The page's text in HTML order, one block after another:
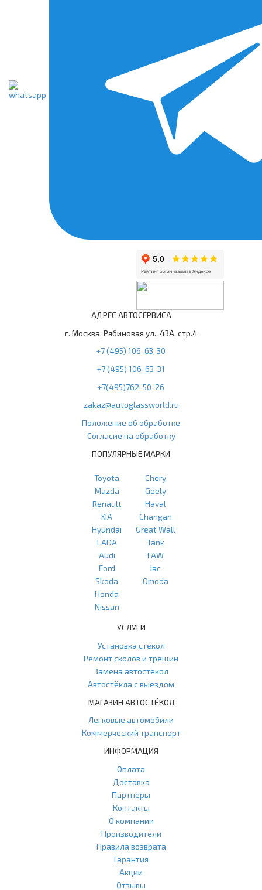
АДРЕС АВТОСЕРВИСА
г. Москва, Рябиновая ул., 43А, стр.4
+7 (495) 106-63-30
+7 (495) 106-63-31
+7(495)762-50-26
zakaz@autoglassworld.ru
Положение об обработке
Согласие на обработку
ПОПУЛЯРНЫЕ МАРКИ
Toyota
Mazda
Renault
KIA
Hyundai
LADA
Audi
Ford
Skoda
Honda
Nissan
Chery
Geely
Haval
Changan
Great Wall
Tank
FAW
Jac
Omoda
УСЛУГИ
Установка стёкол
Ремонт сколов и трещин
Замена автостёкол
Автостёкла с выездом
МАГАЗИН АВТОСТЁКОЛ
Легковые автомобили
Коммерческий транспорт
ИНФОРМАЦИЯ
Оплата
Доставка
Партнеры
Контакты
О компании
Производители
Правила возврата
Гарантия
Акции
Отзывы